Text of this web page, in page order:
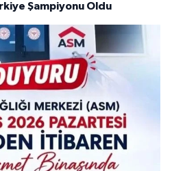
Şampiyonu Oldu